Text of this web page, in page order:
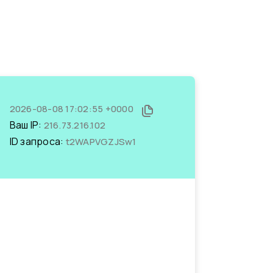
2026-08-08 17:02:55 +0000
Ваш IP: 216.73.216.102
ID запроса: t2WAPVGZJSw1